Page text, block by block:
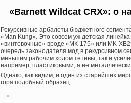
«Barnett Wildcat CRX»: о
Рекурсивные арбалеты бюджетного
«Man Kung». Это совсем уж детская
«винтовочные» вроде «МК-175» или MK-
очередь законодателя мод в рекурсивном
меньшим рабочим ходом тетивы, так и
например, пластиковыми, а не
Однако, как видим, и один из старейших
гора подобный образец.